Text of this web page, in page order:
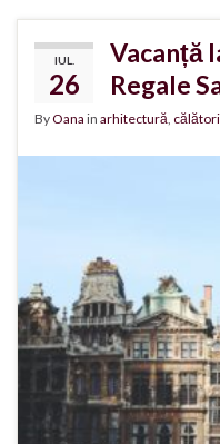
IUL.
26
Vacanță
Regale
ByOana in arhitectură,